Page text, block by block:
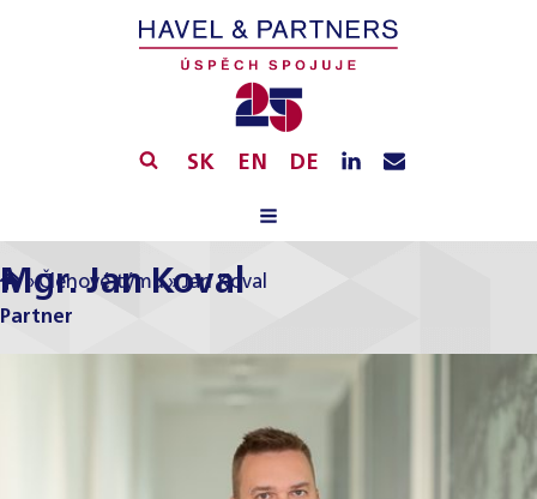
SK EN DE
» Členové týmu» Jan Koval
Mgr. Jan Koval
Partner